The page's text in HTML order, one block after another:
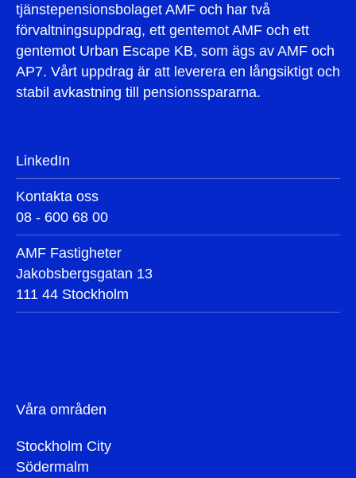
tjänstepensionsbolaget AMF och har två
förvaltningsuppdrag, ett gentemot AMF och ett
gentemot Urban Escape KB, som ägs av AMF och
AP7. Vårt uppdrag är att leverera en långsiktigt och
stabil avkastning till pensionsspararna.
LinkedIn
Kontakta oss
08 - 600 68 00
AMF Fastigheter
Jakobsbergsgatan 13
111 44 Stockholm
Våra områden
Stockholm City
Södermalm